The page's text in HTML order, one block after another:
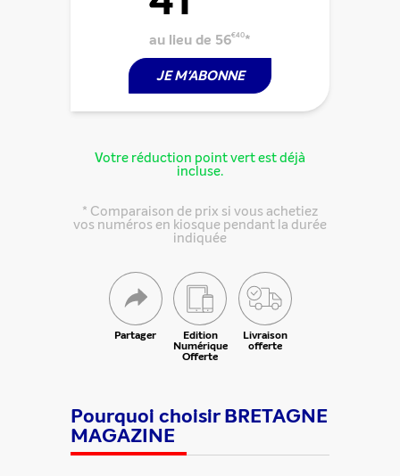
au lieu de 56€40*
JE M'ABONNE
Votre réduction point vert est déjà
incluse.
* Comparaison de prix si vous achetiez
vos numéros en kiosque pendant la durée
indiquée
Partager Edition
Numérique
Offerte
Livraison
offerte
Pourquoi choisir BRETAGNE
MAGAZINE